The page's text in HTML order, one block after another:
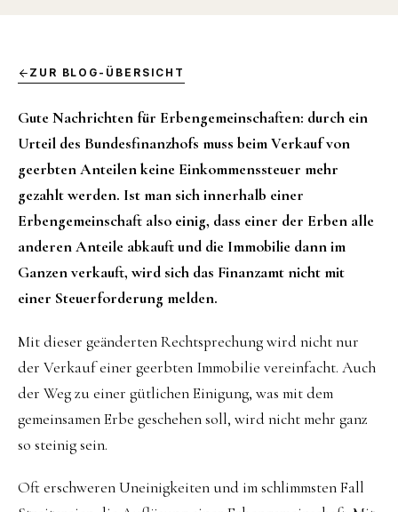
ZUR BLOG-ÜBERSICHT
Gute Nachrichten für Erbengemeinschaften: durch ein
Urteil des Bundesfinanzhofs muss beim Verkauf von
geerbten Anteilen keine Einkommenssteuer mehr
gezahlt werden. Ist man sich innerhalb einer
Erbengemeinschaft also einig, dass einer der Erben alle
anderen Anteile abkauft und die Immobilie dann im
Ganzen verkauft, wird sich das Finanzamt nicht mit
einer Steuerforderung melden.
Mit dieser geänderten Rechtsprechung wird nicht nur
der Verkauf einer geerbten Immobilie vereinfacht. Auch
der Weg zu einer gütlichen Einigung, was mit dem
gemeinsamen Erbe geschehen soll, wird nicht mehr ganz
so steinig sein.
Oft erschweren Uneinigkeiten und im schlimmsten Fall